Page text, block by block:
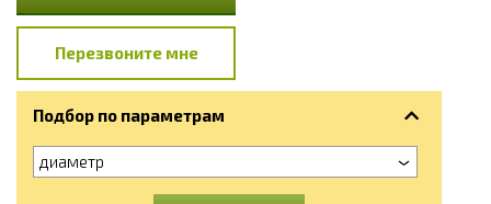
Перезвоните мне
Подбор по параметрам
диаметр